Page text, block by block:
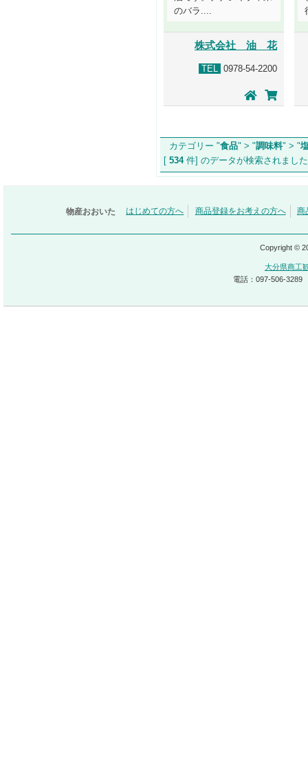
のバラ....
株式会社 油 花
TEL 0978-54-2200
カテゴリー "食品" > "調味料" > "
[ 534件] のデータが検索され
物産おおいた はじめての方へ 商品登録をお考えの方へ 商
Copyright ©
大分県商工
電話：097-506-